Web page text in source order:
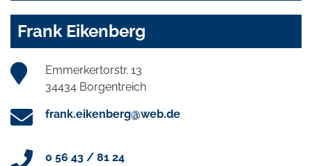
Frank Eikenberg
Emmerkertorstr. 13
34434 Borgentreich
frank.eikenberg@web.de
0 56 43 / 81 24